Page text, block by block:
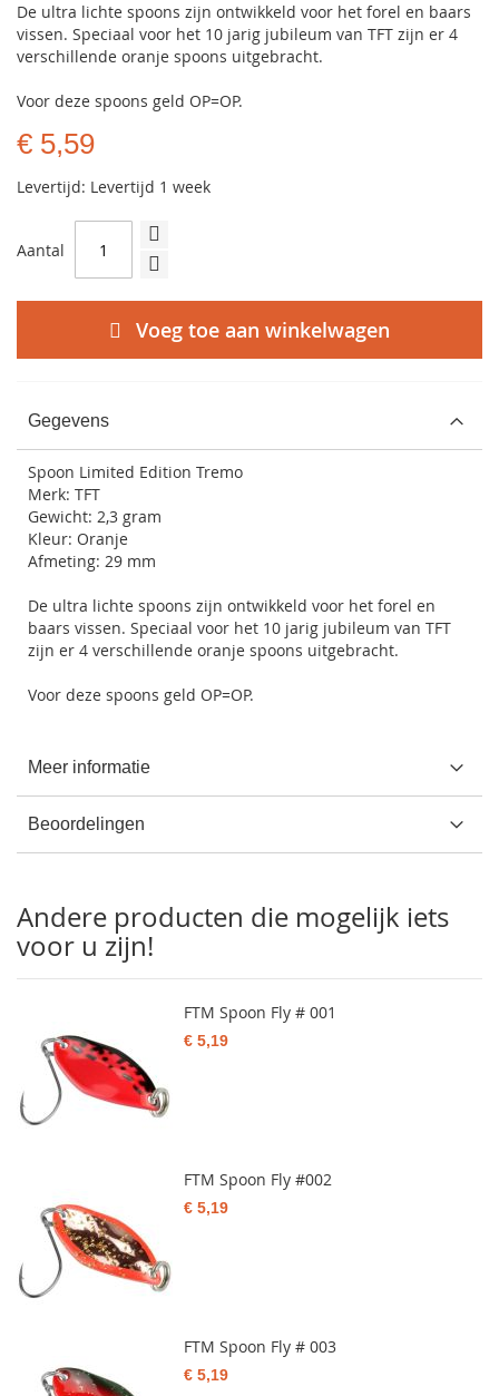
De ultra lichte spoons zijn ontwikkeld voor het forel en baars
vissen. Speciaal voor het 10 jarig jubileum van TFT zijn er 4
verschillende oranje spoons uitgebracht.
Voor deze spoons geld OP=OP.
€ 5,59
Levertijd: Levertijd 1 week
Aantal
Voeg toe aan winkelwagen
Gegevens
Spoon Limited Edition Tremo
Merk: TFT
Gewicht: 2,3 gram
Kleur: Oranje
Afmeting: 29 mm
De ultra lichte spoons zijn ontwikkeld voor het forel en
baars vissen. Speciaal voor het 10 jarig jubileum van TFT
zijn er 4 verschillende oranje spoons uitgebracht.
Voor deze spoons geld OP=OP.
Meer informatie
Beoordelingen
Andere producten die mogelijk iets
voor u zijn!
FTM Spoon Fly # 001
€ 5,19
FTM Spoon Fly #002
€ 5,19
FTM Spoon Fly # 003
€ 5,19